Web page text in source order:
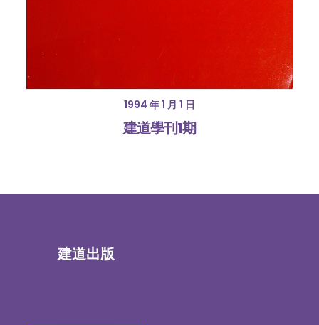
1994 年 1 月 1 日
建道學刊1期
建道出版